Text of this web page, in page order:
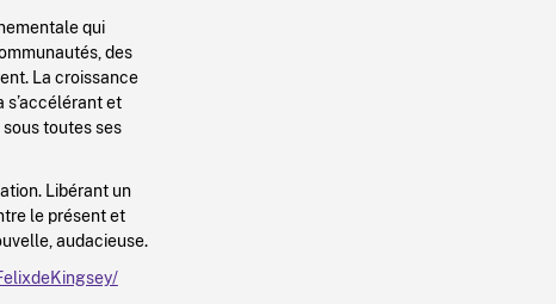
qui
des
La croissance
s’accélérant et
toutes ses
Libérant un
le présent et
audacieuse.